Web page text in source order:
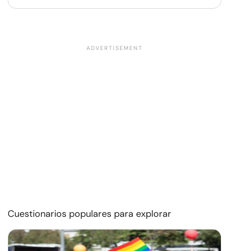
Cuestionarios populares para explorar